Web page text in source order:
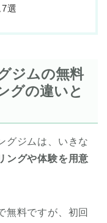
選
ジムの無料
グの違いと
グジムは、いきな
ングや体験を用意
無料ですが、初回